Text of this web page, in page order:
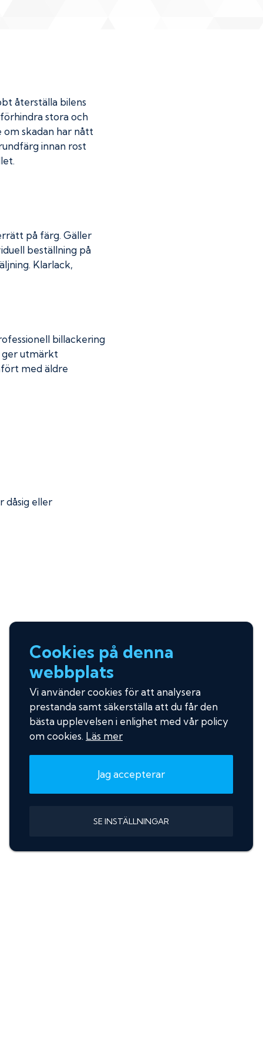
återställa bilens
stora och
skadan har nått
innan rost
på färg. Gäller
beställning på
Klarlack,
billackering
ger utmärkt
med äldre
dåsig eller
Cookies på denna
webbplats
Vi använder cookies för att analysera
prestanda samt säkerställa att du får den
bästa upplevelsen i enlighet med vår policy
om cookies. Läs mer
Jag accepterar
SE INSTÄLLNINGAR